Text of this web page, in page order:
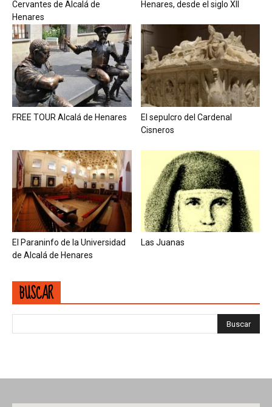
Cervantes de Alcalá de
Henares
Henares, desde el siglo XII
FREE TOUR Alcalá de Henares
El sepulcro del Cardenal
Cisneros
El Paraninfo de la Universidad
de Alcalá de Henares
Las Juanas
BUSCAR